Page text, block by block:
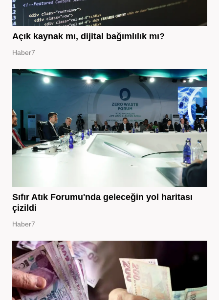
Açık kaynak mı, dijital bağımlılık mı?
Haber7
Sıfır Atık Forumu'nda geleceğin yol haritası
çizildi
Haber7